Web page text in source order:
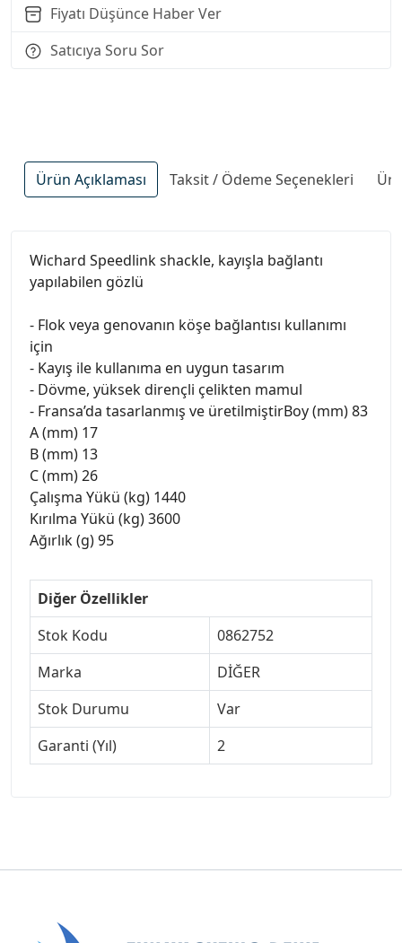
Fiyatı Düşünce Haber Ver
Satıcıya Soru Sor
Ürün Açıklaması Taksit / Ödeme Seçenekleri
Wichard Speedlink shackle, kayışla bağlantı
yapılabilen gözlü
- Flok veya genovanın köşe bağlantısı kullanımı
için
- Kayış ile kullanıma en uygun tasarım
- Dövme, yüksek dirençli çelikten mamul
- Fransa’da tasarlanmış ve üretilmiştirBoy (mm) 83
A (mm) 17
B (mm) 13
C (mm) 26
Çalışma Yükü (kg) 1440
Kırılma Yükü (kg) 3600
Ağırlık (g) 95
Diğer Özellikler
Stok Kodu
0862752
Marka
DİĞER
Stok Durumu
Var
Garanti (Yıl)
2